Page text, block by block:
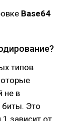
Base64
типов
не в
биты. Это
зависит от